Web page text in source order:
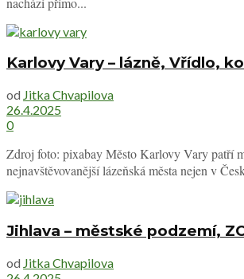
Karlovy Vary – lázně, Vřídlo,
od Jitka Chvapilova
26.4.2025
0
Zdroj foto: pixabay Město Karlovy Vary patří
nejnavštěvovanější lázeňská města nejen v
Jihlava – městské podzemí,
od Jitka Chvapilova